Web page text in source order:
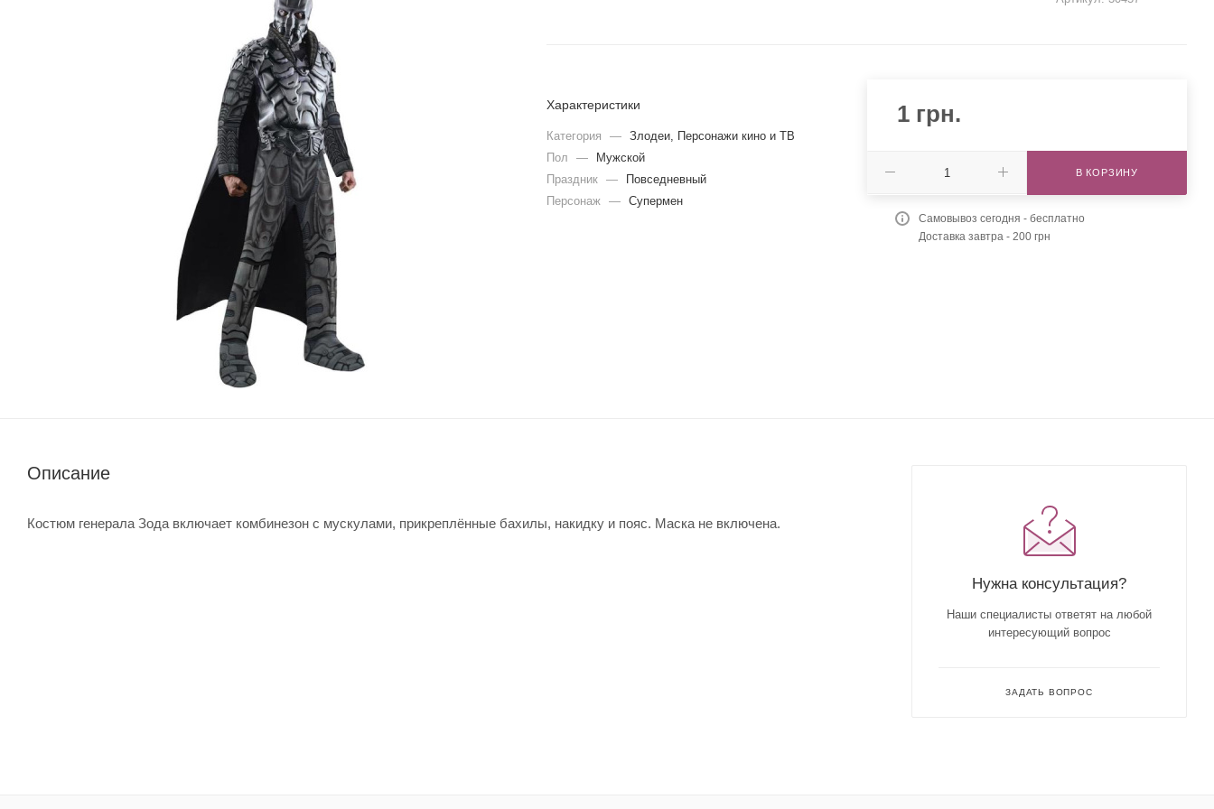
Характеристики
Категория —
Злодеи, Персонажи кино и ТВ
Пол
—
Мужской
Праздник
—
Повседневный
Персонаж
— Супермен
1грн.
В КОРЗИНУ
Самовывоз сегодня - бесплатно
Доставка завтра - 200 грн
Описание
Костюм генерала Зода включает комбинезон с мускулами, прикреплённые бахилы, накидку и пояс. Маска не включена.
Нужна консультация?
Наши специалисты ответят на любой
интересующий вопрос
ЗАДАТЬ ВОПРОС